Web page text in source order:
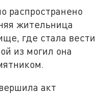
распространено
жительница
где стала вести
из могил она
акт